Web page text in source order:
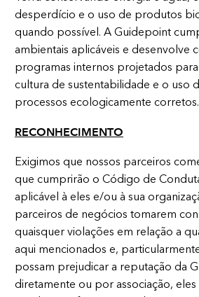
desperdício e o uso de produtos
quando possível. A Guidepoint
ambientais aplicáveis e desenvolve
programas internos projetados
cultura de sustentabilidade e o uso
processos ecologicamente corretos.
RECONHECIMENTO
Exigimos que nossos parceiros
que cumprirão o Código de
aplicável à eles e/ou à sua
parceiros de negócios tomarem
quaisquer violações em relação a
aqui mencionados e,
possam prejudicar a reputação da
diretamente ou por associação, eles